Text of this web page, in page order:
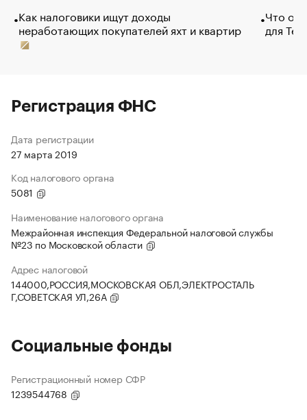
Как налоговики ищут доходы
неработающих покупателей яхт и квартир
Что
для
Регистрация ФНС
Дата регистрации
27 марта 2019
Код налогового органа
5081
Наименование налогового органа
Межрайонная инспекция Федеральной налоговой службы
№23 по Московской области
Адрес налоговой
144000,РОССИЯ,МОСКОВСКАЯ ОБЛ,ЭЛЕКТРОСТАЛЬ
Г,СОВЕТСКАЯ УЛ,26А
Социальные фонды
Регистрационный номер СФР
1239544768